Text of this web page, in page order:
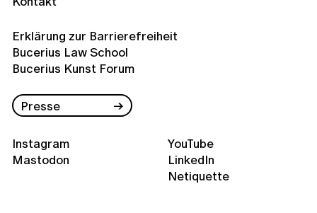
Erklärung zur Barrierefreiheit
Bucerius Law School
Bucerius Kunst Forum
Presse
Instagram
Mastodon
YouTube
LinkedIn
Netiquette